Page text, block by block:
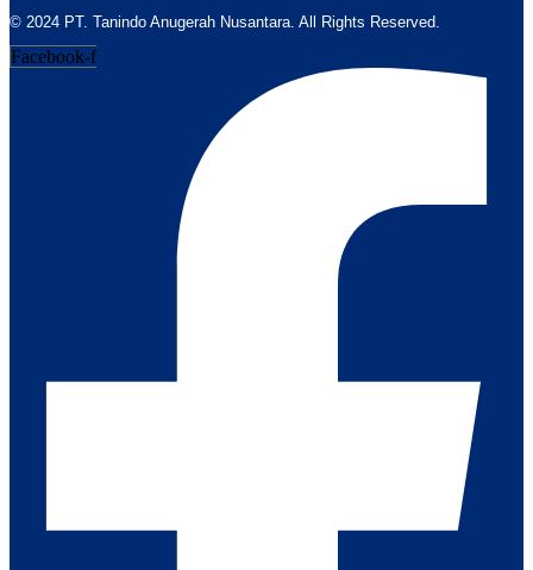
© 2024 PT. Tanindo Anugerah Nusantara. All Rights Reserved.
Facebook-f